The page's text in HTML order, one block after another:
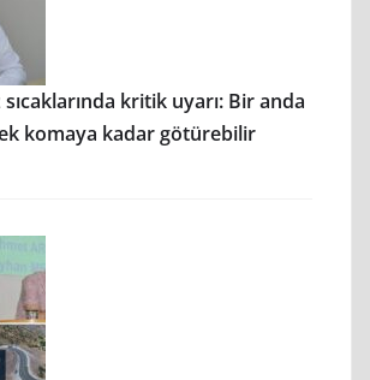
kritik uyarı: Bir anda
komaya kadar götürebilir